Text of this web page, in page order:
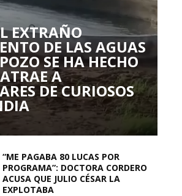
EXTRAÑO
DE LAS AGUAS
SE HA HECHO
A
DE CURIOSOS
“ME PAGABA 80 LUCAS POR
PROGRAMA”: DOCTORA CORDERO
ACUSA QUE JULIO CÉSAR LA
EXPLOTABA